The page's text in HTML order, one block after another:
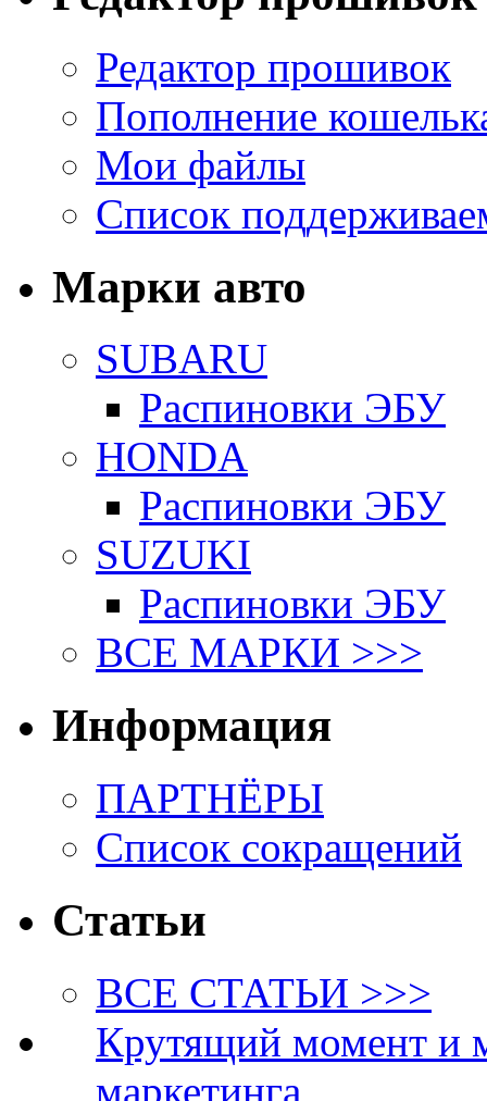
Редактор прошивок
Пополнение
Мои файлы
Список
Марки авто
SUBARU
Распиновки ЭБУ
HONDA
Распиновки ЭБУ
SUZUKI
Распиновки ЭБУ
ВСЕ МАРКИ >>>
Информация
ПАРТНЁРЫ
Список сокращений
Статьи
ВСЕ СТАТЬИ >>>
Крутящий момент и
маркетинга